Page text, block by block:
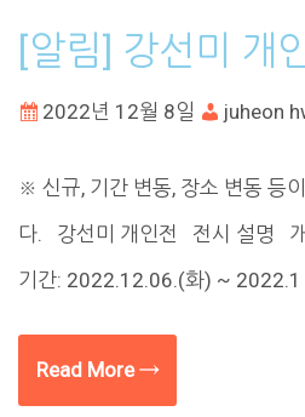
[알림] 강선미 개
2022년 12월 8일 juheon
※ 신규, 기간 변동, 장소 변동 등
다. 강선미 개인전 전시 설명 개
기간: 2022.12.06.(화) ~ 2022.1
Read More →